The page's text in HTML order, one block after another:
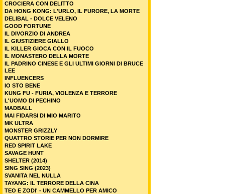
CROCIERA CON DELITTO
DA HONG KONG: L'URLO, IL FURORE, LA MORTE
DELIBAL - DOLCE VELENO
GOOD FORTUNE
IL DIVORZIO DI ANDREA
IL GIUSTIZIERE GIALLO
IL KILLER GIOCA CON IL FUOCO
IL MONASTERO DELLA MORTE
IL PADRINO CINESE E GLI ULTIMI GIORNI DI BRUCE
LEE
INFLUENCERS
IO STO BENE
KUNG FU - FURIA, VIOLENZA E TERRORE
L'UOMO DI PECHINO
MADBALL
MAI FIDARSI DI MIO MARITO
MK ULTRA
MONSTER GRIZZLY
QUATTRO STORIE PER NON DORMIRE
RED SPIRIT LAKE
SAVAGE HUNT
SHELTER (2014)
SING SING (2023)
SVANITA NEL NULLA
TAYANG: IL TERRORE DELLA CINA
TEO E ZODI' - UN CAMMELLO PER AMICO